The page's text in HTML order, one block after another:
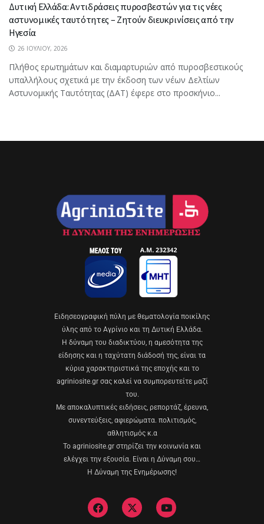
Δυτική Ελλάδα: Αντιδράσεις πυροσβεστών για τις νέες
αστυνομικές ταυτότητες – Ζητούν διευκρινίσεις από την
Ηγεσία
26 ΙΟΥΛΊΟΥ, 2026
Πλήθος ερωτημάτων και διαμαρτυριών από πυροσβεστικούς
υπαλλήλους σχετικά με την έκδοση των νέων Δελτίων
Αστυνομικής Ταυτότητας (ΔΑΤ) έφερε στο προσκήνιο...
Eιδησεογραφική πύλη με θεματολογία ποικίλης
ύλης από το Αγρίνιο και τη Δυτική Ελλάδα.
Η δύναμη του διαδικτύου, η αμεσότητα της
είδησης και η ταχύτατη διάδοσή της, είναι τα
κύρια χαρακτηριστικά της εποχής και το
agriniosite.gr σας καλεί να συμπορευτείτε μαζί
του.
Με αποκαλυπτικές ειδήσεις, ρεπορτάζ, έρευνα,
συνεντεύξεις, αφιερώματα. πολιτισμός,
αθλητισμός κ.α
Το agriniosite.gr στηρίζει την κοινωνία και
ελέγχει την εξουσία. Είναι η Δύναμη σου…
Η Δύναμη της Ενημέρωσης!